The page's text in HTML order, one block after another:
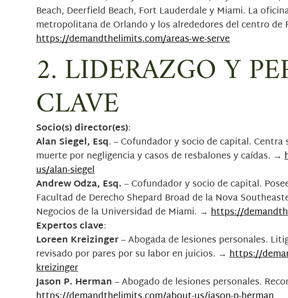
Beach, Deerfield Beach, Fort Lauderdale y Miami. La
metropolitana de Orlando y los alrededores del centro de
https://demandthelimits.com/areas-we-serve
2. LIDERAZGO Y
CLAVE
Socio(s) director(es):
Alan Siegel, Esq. – Cofundador y socio de capital.
muerte por negligencia y casos de resbalones y caídas. →
us/alan-siegel
Andrew Odza, Esq.– Cofundador y socio de capital.
Facultad de Derecho Shepard Broad de la Nova
Negocios de la Universidad de Miami. → https://
Expertos clave:
Loreen Kreizinger– Abogada de lesiones personales.
revisado por pares por su labor en juicios. → https://
kreizinger
Jason P. Herman– Abogado de lesiones personales.